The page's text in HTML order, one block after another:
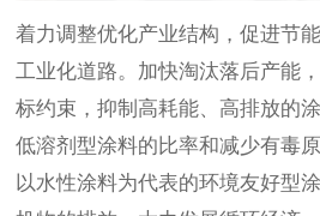
着力调整优化产业结构，促进节
工业化道路。加快淘汰落后产能
标约束，抑制高耗能、高排放的
低溶剂型涂料的比率和减少有毒
以水性涂料为代表的环境友好型